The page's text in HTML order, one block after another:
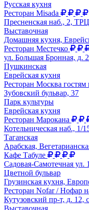
Русская кухня
Ресторан Misada
Пресненская наб., 2,
Выставочная
Домашняя кухня,
Ресторан Местечко
ул. Большая Бронная, д.
Пушкинская
Еврейская кухня
Ресторан Москва гостям
Зубовский бульвар, 37
Парк культуры
Еврейская кухня
Ресторан Марокана
Котельническая наб., 1/
Таганская
Арабская,
Кафе Табуле
Садовая-Самотечная ул.
Цветной бульвар
Грузинская кухня,
Ресторан Nofar / Нофар
Кутузовский пр-т, д. 12,